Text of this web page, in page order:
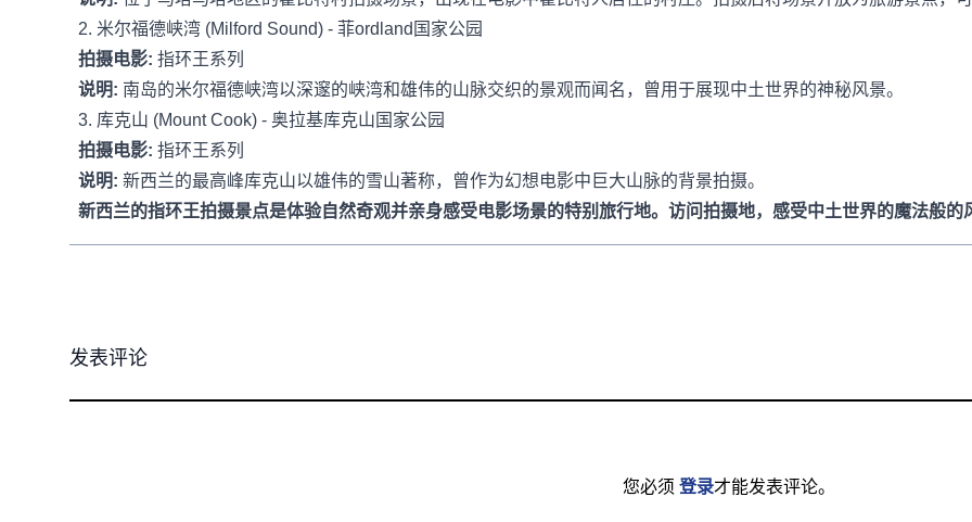
2. 米尔福德峡湾 (Milford Sound) - 菲ordland国家公园
拍摄电影: 指环王系列
说明: 南岛的米尔福德峡湾以深邃的峡湾和雄伟的山脉交织的景观而闻名，曾用于展现中土世界的神秘风景。
3. 库克山 (Mount Cook) - 奥拉基库克山国家公园
拍摄电影: 指环王系列
说明: 新西兰的最高峰库克山以雄伟的雪山著称，曾作为幻想电影中巨大山脉的背景拍摄。
新西兰的指环王拍摄景点是体验自然奇观并亲身感受电影场景的特别旅行地。访问拍摄地，感受中土世界的魔法般的
发表评论
您必须 登录才能发表评论。